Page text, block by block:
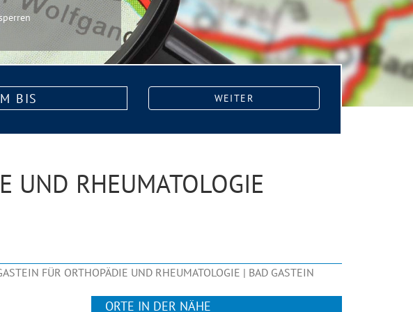
WEITER
UND RHEUMATOLOGIE
FÜR ORTHOPÄDIE UND RHEUMATOLOGIE | BAD GASTEIN
ORTE IN DER NÄHE